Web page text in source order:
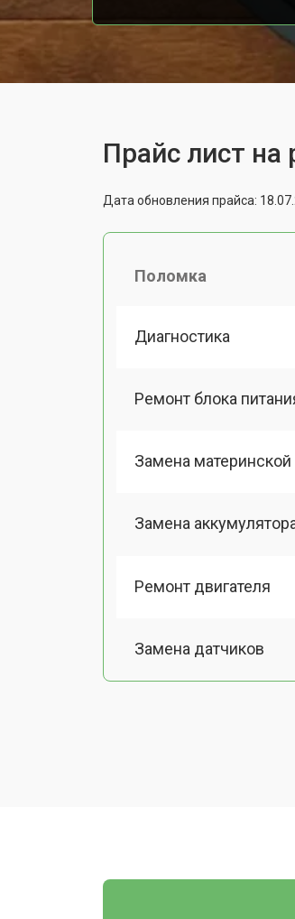
Прайс лист на
Дата обновления прайса:
Поломка
Диагностика
Ремонт блока
Замена материнской
Замена
Ремонт двигателя
Замена датчиков